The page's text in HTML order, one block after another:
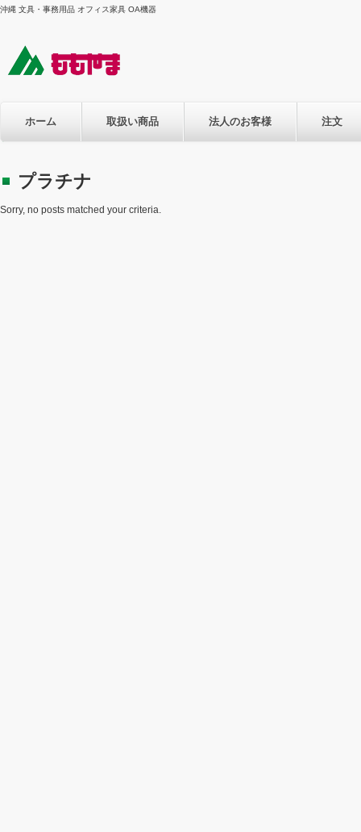
沖縄 文具・事務用品 オフィス家具 OA機器
ホーム 取扱い商品 法人のお客様 注文
プラチナ
Sorry, no posts matched your criteria.